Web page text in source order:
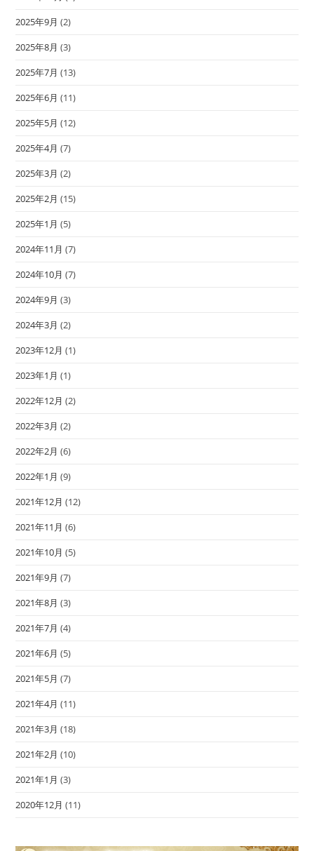
2025年9月 (2)
2025年8月 (3)
2025年7月 (13)
2025年6月 (11)
2025年5月 (12)
2025年4月 (7)
2025年3月 (2)
2025年2月 (15)
2025年1月 (5)
2024年11月 (7)
2024年10月 (7)
2024年9月 (3)
2024年3月 (2)
2023年12月 (1)
2023年1月 (1)
2022年12月 (2)
2022年3月 (2)
2022年2月 (6)
2022年1月 (9)
2021年12月 (12)
2021年11月 (6)
2021年10月 (5)
2021年9月 (7)
2021年8月 (3)
2021年7月 (4)
2021年6月 (5)
2021年5月 (7)
2021年4月 (11)
2021年3月 (18)
2021年2月 (10)
2021年1月 (3)
2020年12月 (11)